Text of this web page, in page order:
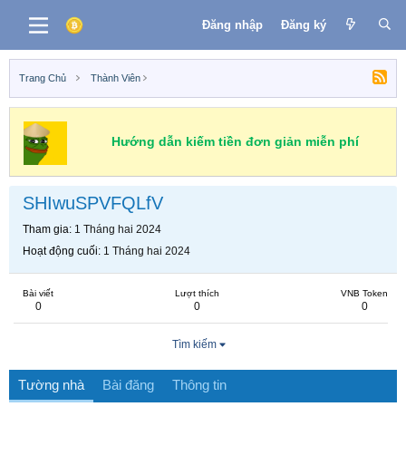
Đăng nhập Đăng ký
Trang Chủ Thành Viên
Hướng dẫn kiếm tiền đơn giản miễn phí
SHIwuSPVFQLfV
Tham gia 1 Tháng hai 2024
Hoạt động cuối 1 Tháng hai 2024
Bài viết
0
Lượt thích
0
VNB Token
0
Tìm kiếm
Tường nhà Bài đăng Thông tin